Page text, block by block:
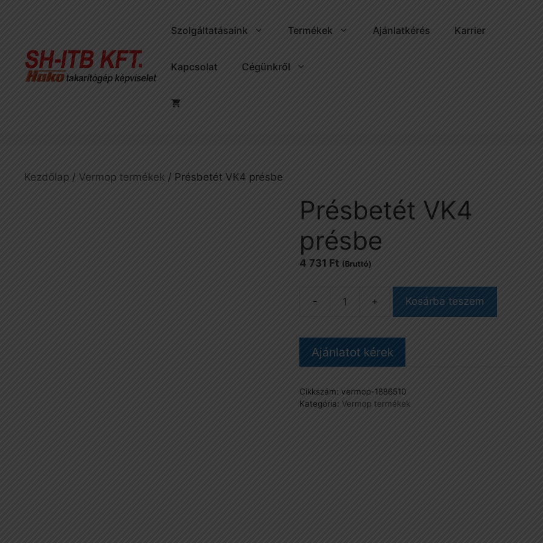
Szolgáltatásaink Termékek Ajánlatkérés Karrier
Kapcsolat Cégünkről
Kezdőlap / Vermop termékek / Présbetét VK4 présbe
Présbetét VK4
présbe
4 731 Ft (Bruttó)
Présbetét
présbe
mennyiség
Kosárba teszem
Ajánlatot kérek
Cikkszám: vermop-1886510
Kategória:Vermop termékek